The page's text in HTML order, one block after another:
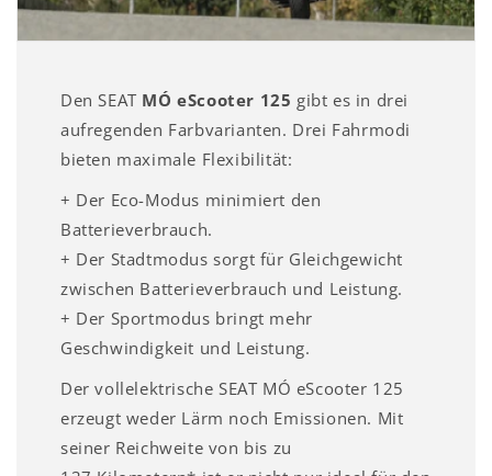
Den SEAT MÓ eScooter 125 gibt es in drei
aufregenden Farbvarianten. Drei Fahrmodi
bieten maximale Flexibilität:
+ Der Eco-Modus minimiert den
Batterieverbrauch.
+ Der Stadtmodus sorgt für Gleichgewicht
zwischen Batterieverbrauch und Leistung.
+ Der Sportmodus bringt mehr
Geschwindigkeit und Leistung.
Der vollelektrische SEAT MÓ eScooter 125
erzeugt weder Lärm noch Emissionen. Mit
seiner Reichweite von bis zu